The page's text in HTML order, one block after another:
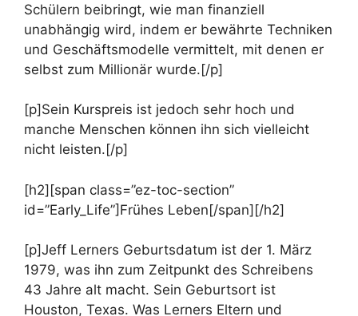
Schülern beibringt, wie man finanziell
unabhängig wird, indem er bewährte Techniken
und Geschäftsmodelle vermittelt, mit denen er
selbst zum Millionär wurde.[/p]
[p]Sein Kurspreis ist jedoch sehr hoch und
manche Menschen können ihn sich vielleicht
nicht leisten.[/p]
[h2][span class=”ez-toc-section”
id=”Early_Life”]Frühes Leben[/span][/h2]
[p]Jeff Lerners Geburtsdatum ist der 1. März
1979, was ihn zum Zeitpunkt des Schreibens
43 Jahre alt macht. Sein Geburtsort ist
Houston, Texas. Was Lerners Eltern und